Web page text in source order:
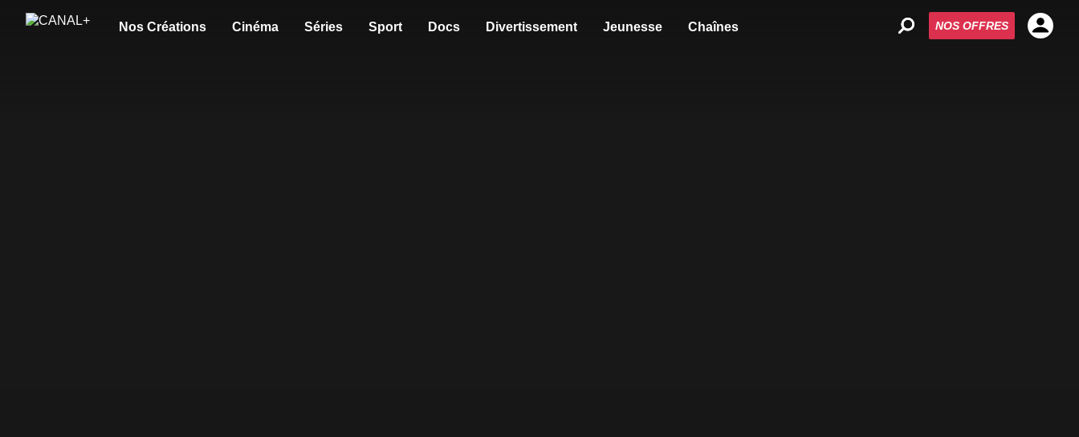
Nos Créations Cinéma Séries Sport Docs Divertissement Jeunesse Chaînes NOS OFFRES